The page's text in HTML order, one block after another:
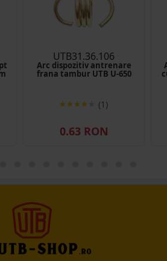
UTB31.36.106
Arc dispozitiv antrenare
frana tambur UTB U-650
(1)
0.63 RON